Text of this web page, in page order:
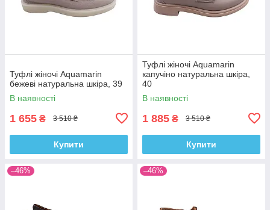
Туфлі жіночі Aquamarin
бежеві натуральна шкіра, 39
В наявності
1 655 ₴ 3 510 ₴
Купити
Туфлі жіночі Aquamarin
капучіно натуральна шкіра,
40
В наявності
1 885 ₴ 3 510 ₴
Купити
–46% –46%